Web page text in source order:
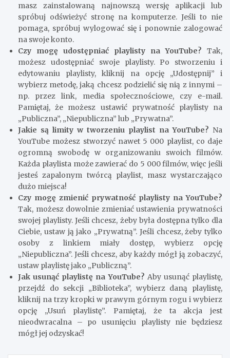
masz zainstalowaną najnowszą wersję aplikacji lub
spróbuj odświeżyć stronę na komputerze. Jeśli to nie
pomaga, spróbuj wylogować się i ponownie zalogować
na swoje konto.
Czy mogę udostępniać playlisty na YouTube? Tak,
możesz udostępniać swoje playlisty. Po stworzeniu i
edytowaniu playlisty, kliknij na opcję „Udostępnij” i
wybierz metodę, jaką chcesz podzielić się nią z innymi –
np. przez link, media społecznościowe, czy e-mail.
Pamiętaj, że możesz ustawić prywatność playlisty na
„Publiczna”, „Niepubliczna” lub „Prywatna”.
Jakie są limity w tworzeniu playlist na YouTube? Na
YouTube możesz stworzyć nawet 5 000 playlist, co daje
ogromną swobodę w organizowaniu swoich filmów.
Każda playlista może zawierać do 5 000 filmów, więc jeśli
jesteś zapalonym twórcą playlist, masz wystarczająco
dużo miejsca!
Czy mogę zmienić prywatność playlisty na YouTube?
Tak, możesz dowolnie zmieniać ustawienia prywatności
swojej playlisty. Jeśli chcesz, żeby była dostępna tylko dla
Ciebie, ustaw ją jako „Prywatną”. Jeśli chcesz, żeby tylko
osoby z linkiem miały dostęp, wybierz opcję
„Niepubliczna”. Jeśli chcesz, aby każdy mógł ją zobaczyć,
ustaw playlistę jako „Publiczną”.
Jak usunąć playlistę na YouTube? Aby usunąć playlistę,
przejdź do sekcji „Biblioteka”, wybierz daną playlistę,
kliknij na trzy kropki w prawym górnym rogu i wybierz
opcję „Usuń playlistę”. Pamiętaj, że ta akcja jest
nieodwracalna – po usunięciu playlisty nie będziesz
mógł jej odzyskać!